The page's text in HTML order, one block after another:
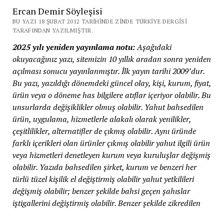
Ercan Demir Söyleşisi
BU YAZI 18 ŞUBAT 2012 TARIHINDE ZINDE TÜRKIYE DERGISI
TARAFINDAN YAZILMIŞTIR.
2025 yılı yeniden yayınlama notu:Aşağıdaki
okuyacağınız yazı, sitemizin 10 yıllık aradan sonra yeniden
açılması sonucu yayınlanmıştır. İlk yayın tarihi 2009’dur.
Bu yazı, yazıldığı dönemdeki güncel olay, kişi, kurum, fiyat,
ürün veya o döneme has bilgilere atıflar içeriyor olabilir. Bu
unsurlarda değişiklikler olmuş olabilir. Yahut bahsedilen
ürün, uygulama, hizmetlerle alakalı olarak yenilikler,
çeşitlilikler, alternatifler de çıkmış olabilir. Aynı üründe
farklı içerikleri olan ürünler çıkmış olabilir yahut ilgili ürün
veya hizmetleri denetleyen kurum veya kuruluşlar değişmiş
olabilir. Yazıda bahsedilen şirket, kurum ve benzeri her
türlü tüzel kişilik el değiştirmiş olabilir yahut yetkilileri
değişmiş olabilir; benzer şekilde bahsi geçen şahıslar
iştigallerini değiştirmiş olabilir. Benzer şekilde zikredilen